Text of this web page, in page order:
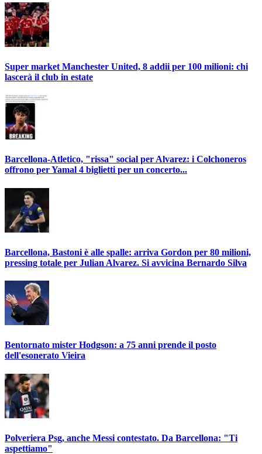
Super market Manchester United, 8 addii per 100 milioni: chi
lascerà il club in estate
Barcellona-Atletico, "rissa" social per Alvarez: i Colchoneros
offrono per Yamal 4 biglietti per un concerto...
Barcellona, Bastoni è alle spalle: arriva Gordon per 80 milioni,
pressing totale per Julian Alvarez. Si avvicina Bernardo Silva
Bentornato mister Hodgson: a 75 anni prende il posto
dell'esonerato Vieira
Polveriera Psg, anche Messi contestato. Da Barcellona: "Ti
aspettiamo"